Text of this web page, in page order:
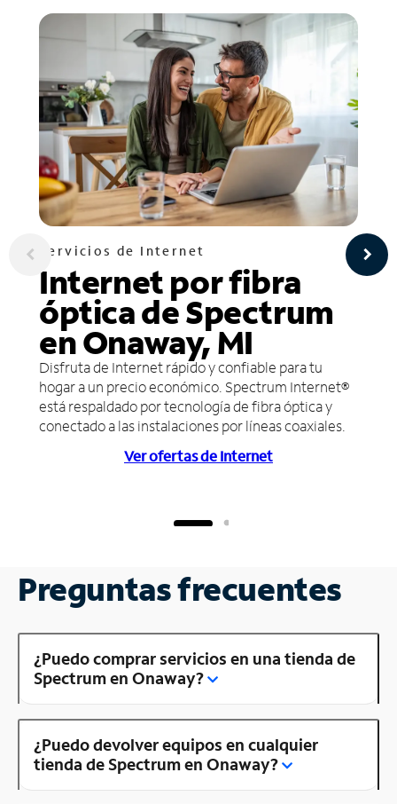
Servicios de Internet
Internet por fibra
óptica de Spectrum
en Onaway, MI
Disfruta de Internet rápido y confiable para tu
hogar a un precio económico. Spectrum Internet®
está respaldado por tecnología de fibra óptica y
conectado a las instalaciones por líneas coaxiales.
Ver ofertas de Internet
Preguntas frecuentes
¿Puedo comprar servicios en una tienda de
Spectrum en Onaway?
¿Puedo devolver equipos en cualquier
tienda de Spectrum en Onaway?